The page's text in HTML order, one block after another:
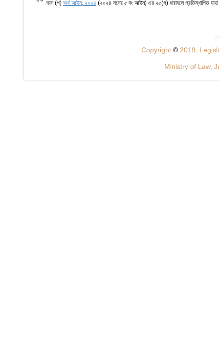
দফা (প) অর্থ আইন, ২০২৪ (২০২৪ সনের ৫ নং আইন) এর ২৫(গ) ধারাবলে প্রতিস্থাপিত
Copyright © 2019,
Ministry of Law,